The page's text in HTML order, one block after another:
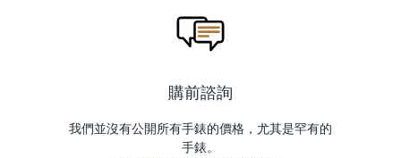
購前諮詢
我們並沒有公開所有手錶的價格，尤其是罕有的
手錶。